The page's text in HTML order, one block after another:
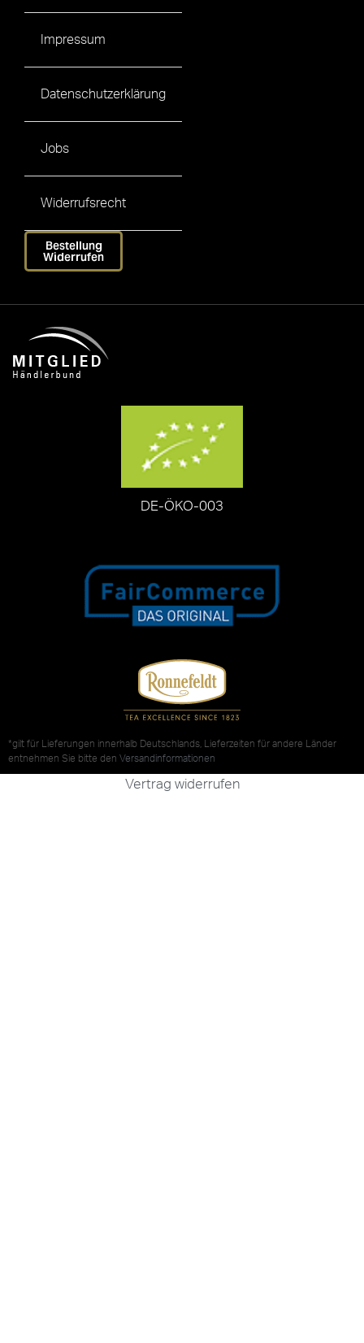
Impressum
Datenschutzerklärung
Jobs
Widerrufsrecht
Bestellung
Widerrufen
DE-ÖKO-003
*gilt für Lieferungen innerhalb Deutschlands, Lieferzeiten für andere Länder
entnehmen Sie bitte den Versandinformationen
Vertrag widerrufen